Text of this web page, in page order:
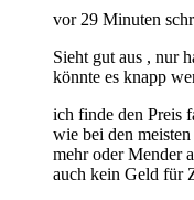
vor 29 Minuten
Sieht gut aus , nur
könnte es knapp
ich finde den Preis
wie bei den
mehr oder Mender
auch kein Geld für